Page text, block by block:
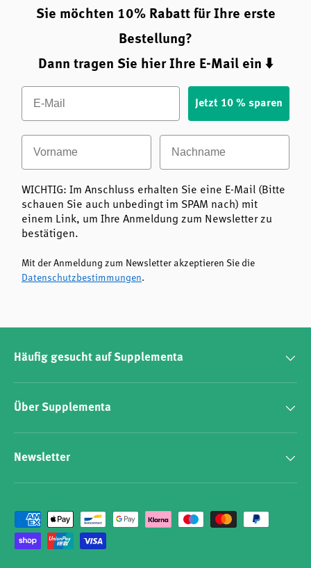
Sie möchten 10% Rabatt für Ihre erste
Bestellung?
Dann tragen Sie hier Ihre E-Mail ein ⬇️
Email
Jetzt 10 % sparen
Vorname Nachname
WICHTIG: Im Anschluss erhalten Sie eine E-Mail (Bitte
schauen Sie auch unbedingt im SPAM nach) mit
einem Link, um Ihre Anmeldung zum Newsletter zu
bestätigen.
Mit der Anmeldung zum Newsletter akzeptieren Sie die
Datenschutzbestimmungen.
Häufig gesucht auf Supplementa
Über Supplementa
Newsletter
Zahlungsmethoden